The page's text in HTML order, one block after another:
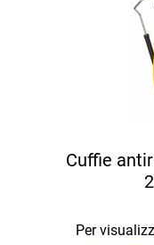
Cuffie
Per